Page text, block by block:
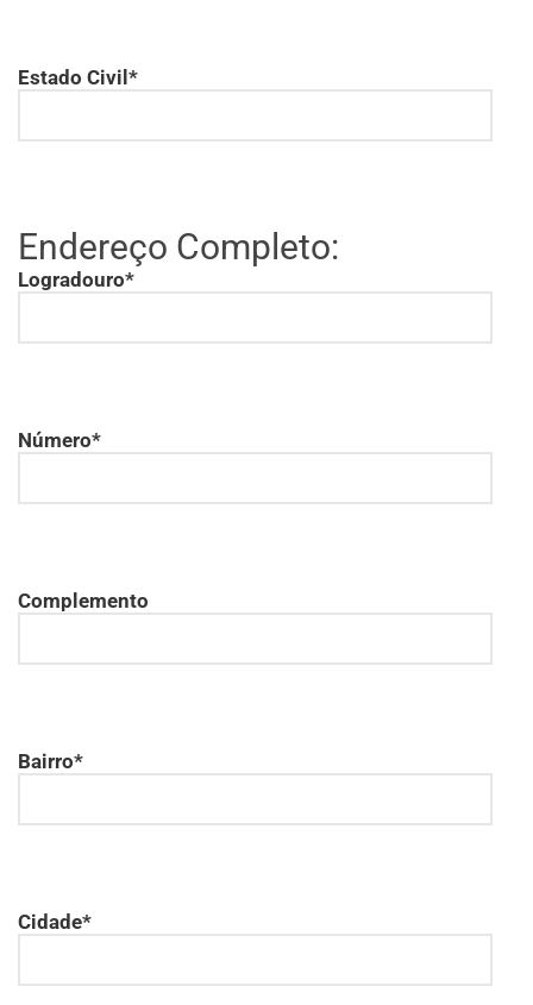
Estado Civil*
Endereço Completo:
Logradouro*
Número*
Complemento
Bairro*
Cidade*